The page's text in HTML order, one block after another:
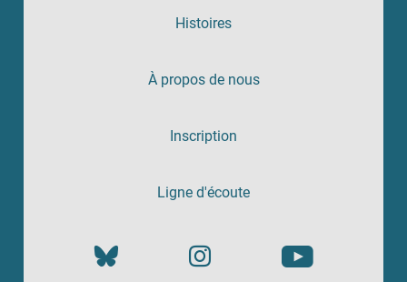
Histoires
À propos de nous
Inscription
Ligne d'écoute